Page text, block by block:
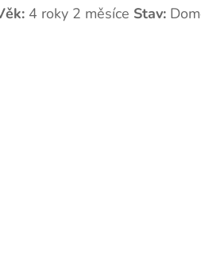
4 roky 2 měsíce Stav: